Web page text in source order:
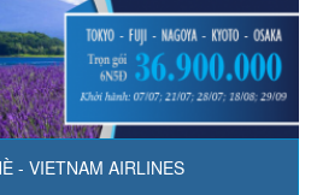
- VIETNAM AIRLINES